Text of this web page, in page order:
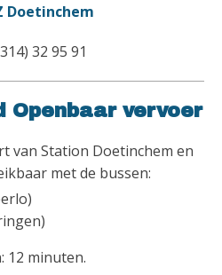
Doetinchem
32 95 91
Openbaar vervoer
van Station Doetinchem en
met de bussen:
12 minuten.